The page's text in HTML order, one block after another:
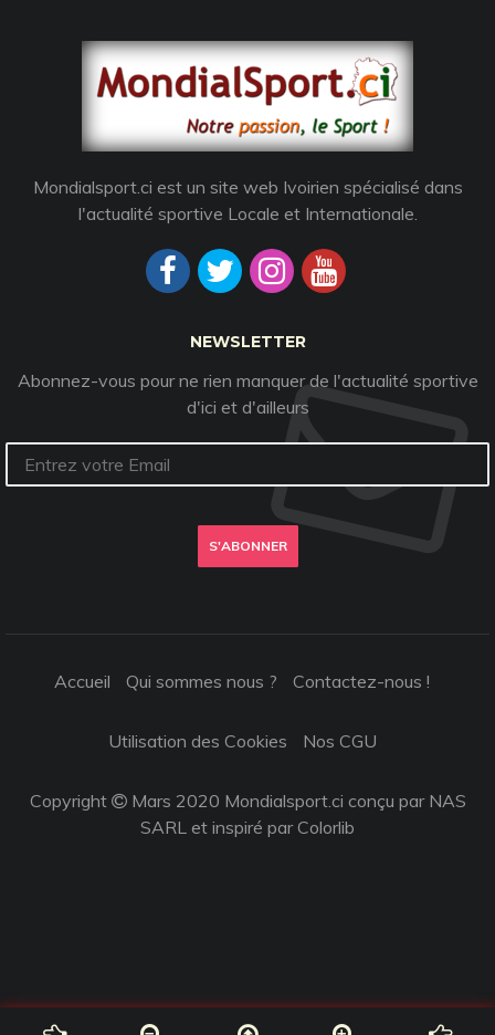
Mondialsport.ci est un site web Ivoirien spécialisé dans
l'actualité sportive Locale et Internationale.
NEWSLETTER
Abonnez-vous pour ne rien manquer de l'actualité sportive
d'ici et d'ailleurs
S'ABONNER
Accueil Qui sommes nous ? Contactez-nous !
Utilisation des Cookies Nos CGU
Copyright
Mars 2020 Mondialsport.ci conçu par NAS
SARL et inspiré parColorlib